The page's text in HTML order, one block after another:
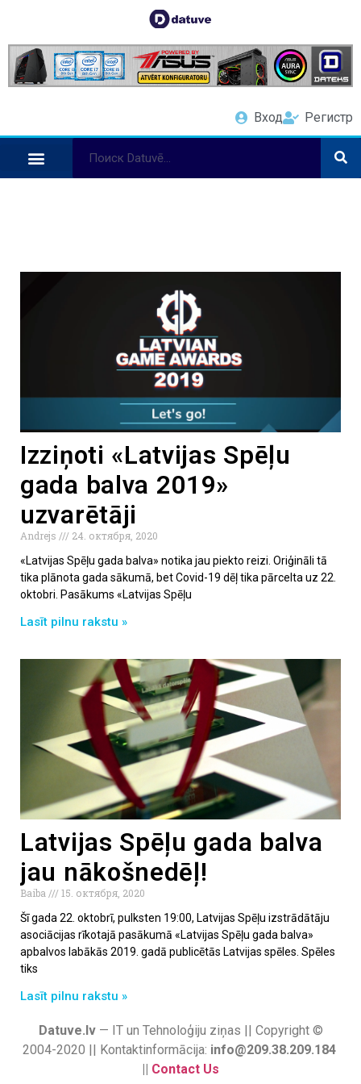
Вход Регистр
Izziņoti «Latvijas Spēļu
gada balva 2019»
uzvarētāji
Andrejs
24. октября, 2020
«Latvijas Spēļu gada balva» notika jau piekto reizi. Oriģināli tā
tika plānota gada sākumā, bet Covid-19 dēļ tika pārcelta uz 22.
oktobri. Pasākums «Latvijas Spēļu
Lasīt pilnu rakstu »
Latvijas Spēļu gada balva
jau nākošnedēļ!
Baiba
15. октября, 2020
Šī gada 22. oktobrī, pulksten 19:00, Latvijas Spēļu izstrādātāju
asociācijas rīkotajā pasākumā «Latvijas Spēļu gada balva»
apbalvos labākās 2019. gadā publicētās Latvijas spēles. Spēles
tiks
Lasīt pilnu rakstu »
Datuve.lv— IT un Tehnoloģiju ziņas || Copyright ©
2004-2020 || Kontaktinformācija: info@209.38.209.184
|| Contact Us